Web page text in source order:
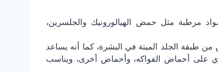
مرطبة مثل حمض الهيالورونيك والجلسرين،
طبقة الجلد الميتة في البشرة، كما أنه يساعد
على أحماض الفواكه، وأحماض أخرى، ويناسب